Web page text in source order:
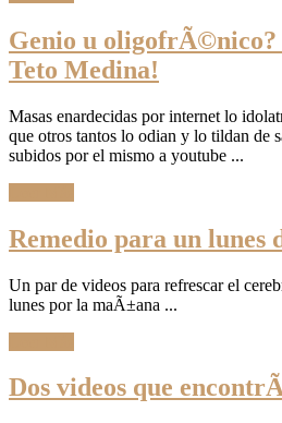
Genio u oligofrÃ©nico?
Teto Medina!
Masas enardecidas por internet lo
que otros tantos lo odian y lo tildan de
subidos por el mismo a youtube ...
Remedio para un lunes
Un par de videos para refrescar el
lunes por la maÃ±ana ...
Dos videos que